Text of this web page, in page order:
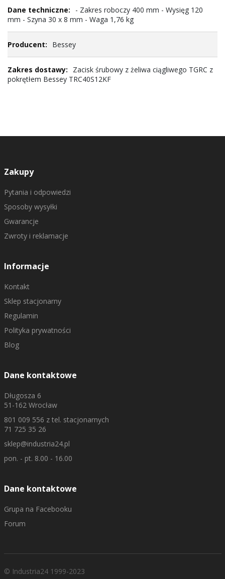
- Zakres roboczy 400 mm - Wysięg 120
mm - Szyna 30 x 8 mm - Waga 1,76 kg
Bessey
Zacisk śrubowy z żeliwa ciągliwego TGRC z
pokrętłem Bessey TRC40S12KF
Zakupy
Pytania i odpowiedzi
Sposoby wysyłki
Gwarancje
Zwroty i reklamacje
Informacje
Kontakt
Sklep stacjonarny
Regulamin
Polityka prywatności
Blog
Dane kontaktowe
Długosza 6
51-162 Wrocław
801 009 556 z tel. stacjonarnych
71 725 35 26
sklep@industria24.pl
pon. - pt. 8.00 - 16.00
Dane kontaktowe
Grupa na Facebooku
Forum
© Industria24 1999-2023